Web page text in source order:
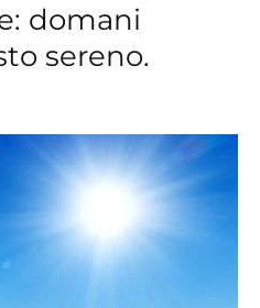
domani
sereno.